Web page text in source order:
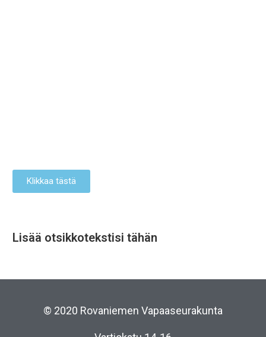
Klikkaa tästä
Lisää otsikkotekstisi tähän
© 2020 Rovaniemen Vapaaseurakunta